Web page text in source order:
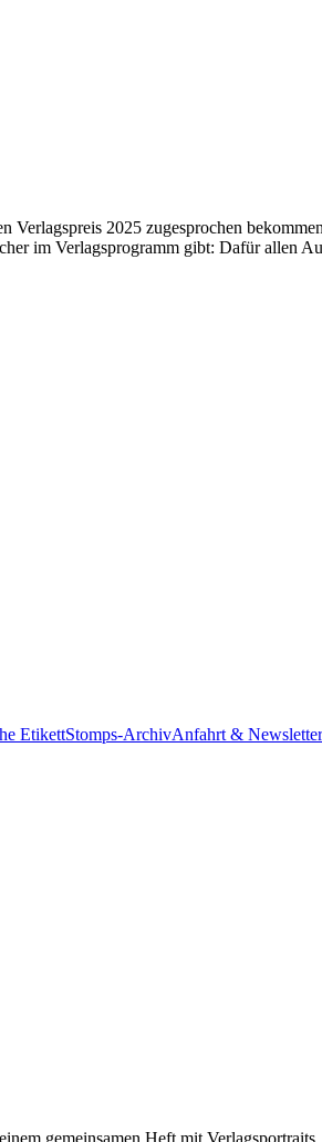
Verlagspreis 2025 zugesprochen
im Verlagsprogramm gibt: Dafür allen
EtikettStomps-ArchivAnfahrt & Newsletter